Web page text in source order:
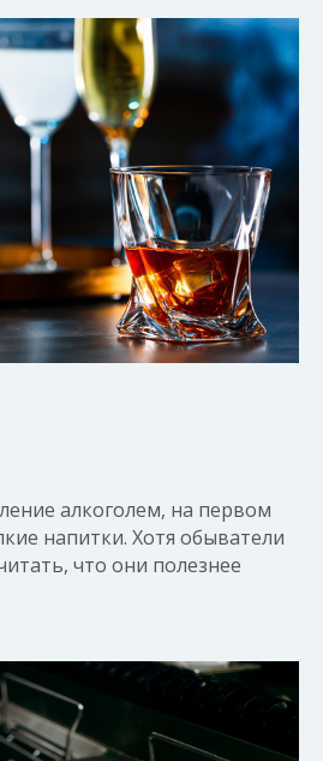
алкоголем, на первом
напитки. Хотя обыватели
что они полезнее